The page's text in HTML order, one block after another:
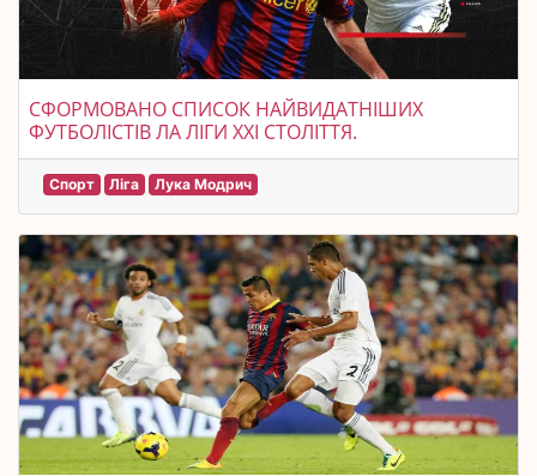
СФОРМОВАНО СПИСОК НАЙВИДАТНІШИХ
ФУТБОЛІСТІВ ЛА ЛІГИ XXI СТОЛІТТЯ.
Спорт Ліга Лука Модрич